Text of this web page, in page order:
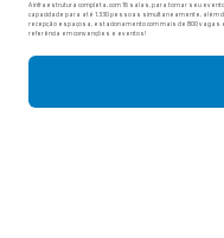
A infraestrutura completa, com 16 salas, para tornar seu
capacidade para até 1.330 pessoas simultaneamente, além
recepção espaçosa, estacionamento com mais de 800
referência em convenções e eventos!